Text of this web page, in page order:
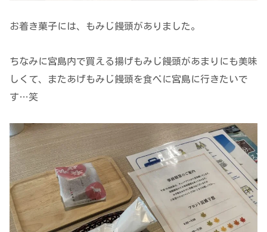
お着き菓子には、もみじ饅頭がありました。
ちなみに宮島内で買える揚げもみじ饅頭があまりにも美味
しくて、またあげもみじ饅頭を食べに宮島に行きたいで
す…笑